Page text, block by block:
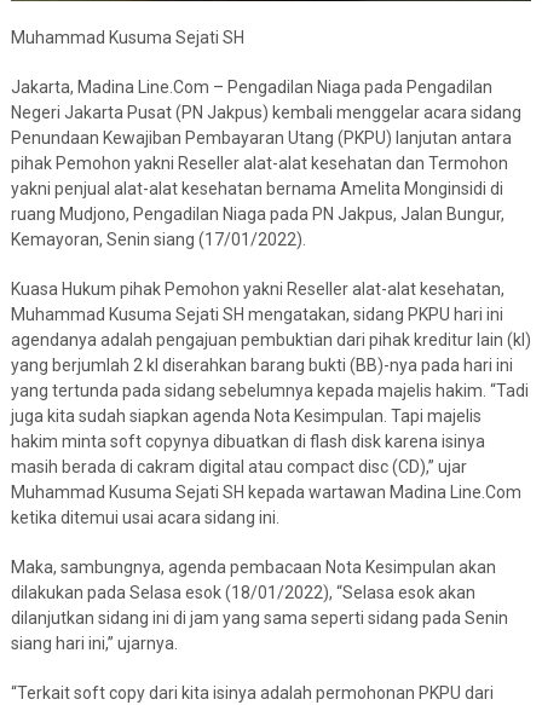
Muhammad Kusuma Sejati SH
Jakarta, Madina Line.Com – Pengadilan Niaga pada Pengadilan
Negeri Jakarta Pusat (PN Jakpus) kembali menggelar acara sidang
Penundaan Kewajiban Pembayaran Utang (PKPU) lanjutan antara
pihak Pemohon yakni Reseller alat-alat kesehatan dan Termohon
yakni penjual alat-alat kesehatan bernama Amelita Monginsidi di
ruang Mudjono, Pengadilan Niaga pada PN Jakpus, Jalan Bungur,
Kemayoran, Senin siang (17/01/2022).
Kuasa Hukum pihak Pemohon yakni Reseller alat-alat kesehatan,
Muhammad Kusuma Sejati SH mengatakan, sidang PKPU hari ini
agendanya adalah pengajuan pembuktian dari pihak kreditur lain (kl)
yang berjumlah 2 kl diserahkan barang bukti (BB)-nya pada hari ini
yang tertunda pada sidang sebelumnya kepada majelis hakim. “Tadi
juga kita sudah siapkan agenda Nota Kesimpulan. Tapi majelis
hakim minta soft copynya dibuatkan di flash disk karena isinya
masih berada di cakram digital atau compact disc (CD),” ujar
Muhammad Kusuma Sejati SH kepada wartawan Madina Line.Com
ketika ditemui usai acara sidang ini.
Maka, sambungnya, agenda pembacaan Nota Kesimpulan akan
dilakukan pada Selasa esok (18/01/2022), “Selasa esok akan
dilanjutkan sidang ini di jam yang sama seperti sidang pada Senin
siang hari ini,” ujarnya.
“Terkait soft copy dari kita isinya adalah permohonan PKPU dari